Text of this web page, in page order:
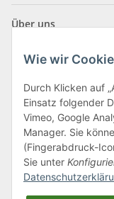
Über uns
Klagenfurter Straße
9556 Liebenfels
Montag bis
Freitag: 8:00 bis 12:00
Wie wir
Durch Klicken auf
Einsatz folgender
Vimeo, Google
Manager. Sie
(Fingerabdruck-
Sie unter